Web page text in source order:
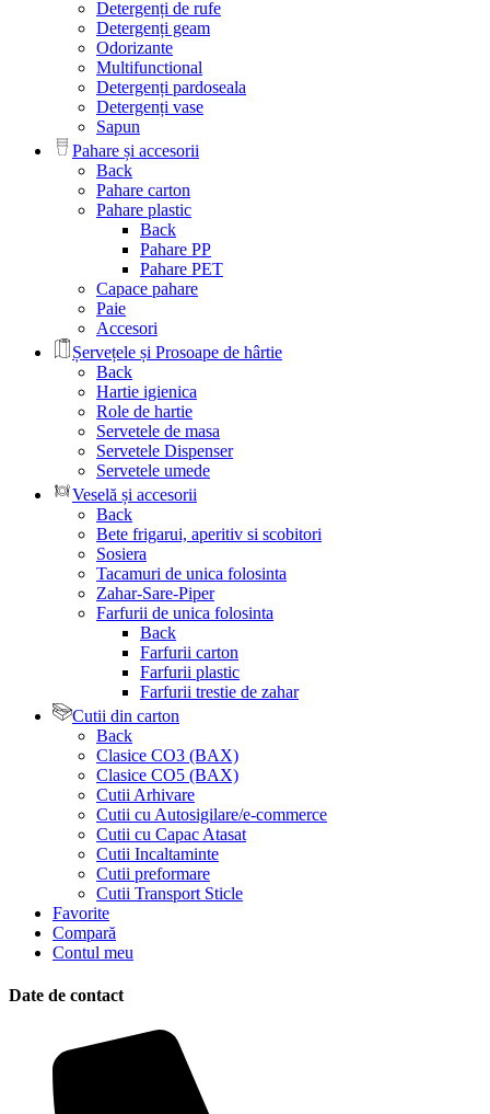
Detergenți de rufe
Detergenți geam
Odorizante
Multifunctional
Detergenți pardoseala
Detergenți vase
Sapun
Pahare și accesorii
Back
Pahare carton
Pahare plastic
Back
Pahare PP
Pahare PET
Capace pahare
Paie
Accesori
Șervețele și Prosoape de hârtie
Back
Hartie igienica
Role de hartie
Servetele de masa
Servetele Dispenser
Servetele umede
Veselă și accesorii
Back
Bete frigarui, aperitiv si scobitori
Sosiera
Tacamuri de unica folosinta
Zahar-Sare-Piper
Farfurii de unica folosinta
Back
Farfurii carton
Farfurii plastic
Farfurii trestie de zahar
Cutii din carton
Back
Clasice CO3 (BAX)
Clasice CO5 (BAX)
Cutii Arhivare
Cutii cu Autosigilare/e-commerce
Cutii cu Capac Atasat
Cutii Incaltaminte
Cutii preformare
Cutii Transport Sticle
Favorite
Compară
Contul meu
Date de contact